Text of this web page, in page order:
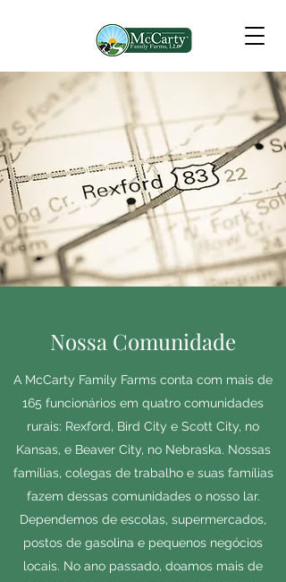
Nossa Comunidade
A McCarty Family Farms conta com mais de
165 funcionários em quatro comunidades
rurais: Rexford, Bird City e Scott City, no
Kansas, e Beaver City, no Nebraska. Nossas
famílias, colegas de trabalho e suas famílias
fazem dessas comunidades o nosso lar.
Dependemos de escolas, supermercados,
postos de gasolina e pequenos negócios
locais. No ano passado, doamos mais de